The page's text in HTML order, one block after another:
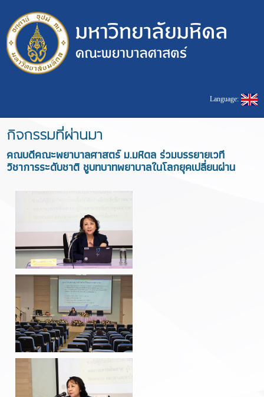
Language:
กิจกรรมที่ผ่านมา
คณบดีคณะพยาบาลศาสตร์ ม.มหิดล ร่วมบรรยายเวที
วิชาการระดับชาติ ชูบทบาทพยาบาลในโลกยุคเปลี่ยนผ่าน